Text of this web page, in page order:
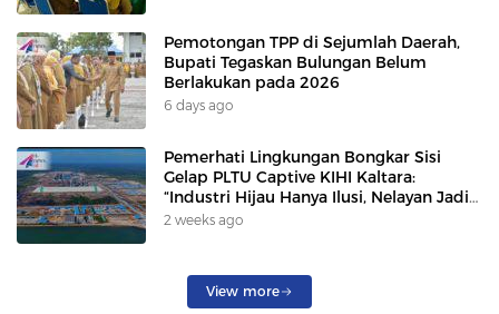
Pemotongan TPP di Sejumlah Daerah,
Bupati Tegaskan Bulungan Belum
Berlakukan pada 2026
6 days ago
Pemerhati Lingkungan Bongkar Sisi
Gelap PLTU Captive KIHI Kaltara:
“Industri Hijau Hanya Ilusi, Nelayan Jadi
Korban”
2 weeks ago
View more